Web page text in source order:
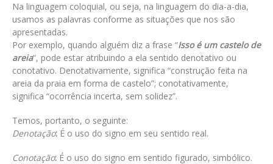
Na linguagem coloquial, ou seja, na linguagem do dia-a-dia,
usamos as palavras conforme as situações que nos são
apresentadas.
Por exemplo, quando alguém diz a frase “Isso é um castelo de
areia“, pode estar atribuindo a ela sentido denotativo ou
conotativo. Denotativamente, significa “construção feita na
areia da praia em forma de castelo”; conotativamente,
significa “ocorrência incerta, sem solidez”.
Temos, portanto, o seguinte:
Denotação: É o uso do signo em seu sentido real.
Conotação: É o uso do signo em sentido figurado, simbólico.